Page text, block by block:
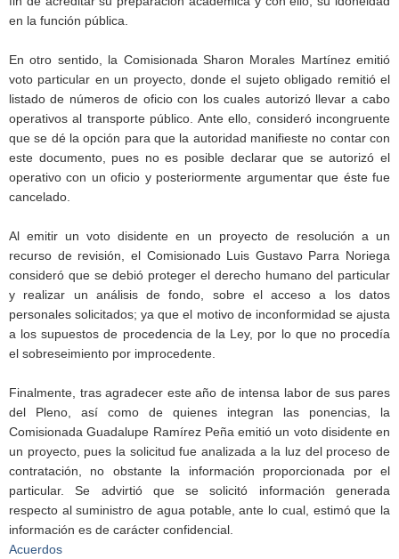
en la función pública.
En otro sentido, la Comisionada Sharon Morales Martínez emitió
voto particular en un proyecto, donde el sujeto obligado remitió el
listado de números de oficio con los cuales autorizó llevar a cabo
operativos al transporte público. Ante ello, consideró incongruente
que se dé la opción para que la autoridad manifieste no contar con
este documento, pues no es posible declarar que se autorizó el
operativo con un oficio y posteriormente argumentar que éste fue
cancelado.
Al emitir un voto disidente en un proyecto de resolución a un
recurso de revisión, el Comisionado Luis Gustavo Parra Noriega
consideró que se debió proteger el derecho humano del particular
y realizar un análisis de fondo, sobre el acceso a los datos
personales solicitados; ya que el motivo de inconformidad se ajusta
a los supuestos de procedencia de la Ley, por lo que no procedía
el sobreseimiento por improcedente.
Finalmente, tras agradecer este año de intensa labor de sus pares
del Pleno, así como de quienes integran las ponencias, la
Comisionada Guadalupe Ramírez Peña emitió un voto disidente en
un proyecto, pues la solicitud fue analizada a la luz del proceso de
contratación, no obstante la información proporcionada por el
particular. Se advirtió que se solicitó información generada
respecto al suministro de agua potable, ante lo cual, estimó que la
información es de carácter confidencial.
Acuerdos